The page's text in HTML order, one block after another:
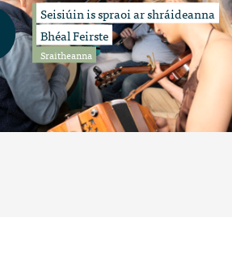
Seisiúin is spraoi ar shráideanna
Bhéal Feirste
Sraitheanna